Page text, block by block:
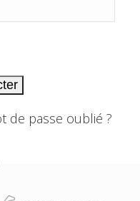
de passe oublié ?